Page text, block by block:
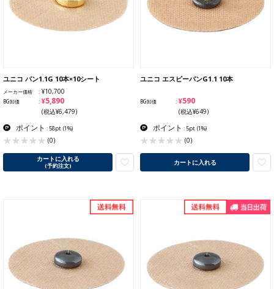
ユニコ バン1.1G 10本×10シート
メーカー価格 ¥10,700
BG卸価 ¥5,890
(税込¥6,479)
ポイント : 58pt (1%)
(0)
カートに入れる
(予約注文)
ユニコ エスピーバンG1.1 10本
BG卸価 ¥590
(税込¥649)
ポイント : 5pt (1%)
(0)
カートに入れる